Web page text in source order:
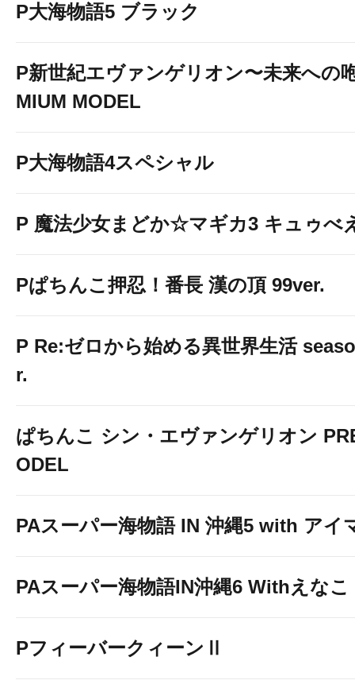
P大海物語5 ブラック
P新世紀エヴァンゲリオン〜未来への
MIUM MODEL
P大海物語4スペシャル
P 魔法少女まどか☆マギカ3 キュゥべ
Pぱちんこ押忍！番長 漢の頂 99ver.
P Re:ゼロから始める異世界生活
r.
ぱちんこ シン・エヴァンゲリオン
ODEL
PAスーパー海物語 IN 沖縄5 with アイ
PAスーパー海物語IN沖縄6 Withえなこ
PフィーバークィーンⅡ